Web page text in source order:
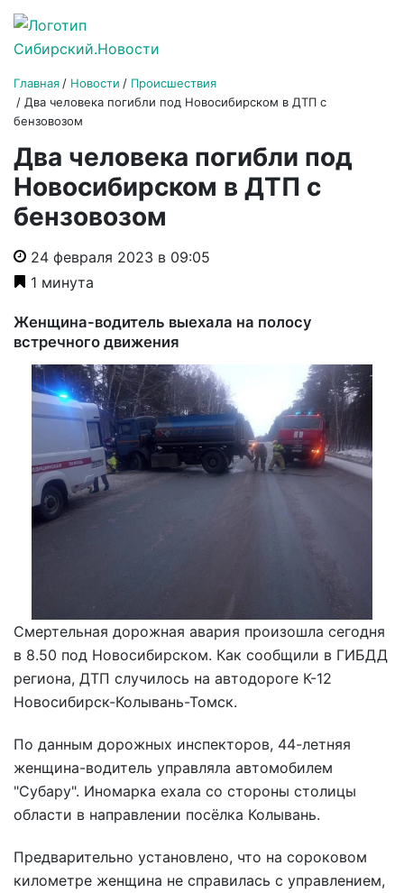
Главная Новости
Происшествия
Два человека погибли под Новосибирском в ДТП с
бензовозом
Два человека погибли под
Новосибирском в ДТП с
бензовозом
24 февраля 2023 в 09:05
1 минута
Женщина-водитель выехала на полосу
встречного движения
Смертельная дорожная авария произошла сегодня
в 8.50 под Новосибирском. Как сообщили в ГИБДД
региона, ДТП случилось на автодороге К-12
Новосибирск-Колывань-Томск.
По данным дорожных инспекторов, 44-летняя
женщина-водитель управляла автомобилем
"Субару". Иномарка ехала со стороны столицы
области в направлении посёлка Колывань.
Предварительно установлено, что на сороковом
километре женщина не справилась с управлением,